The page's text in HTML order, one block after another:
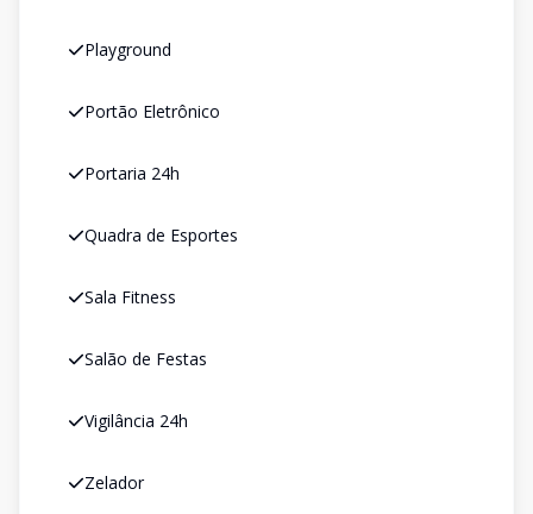
Playground
Portão Eletrônico
Portaria 24h
Quadra de Esportes
Sala Fitness
Salão de Festas
Vigilância 24h
Zelador